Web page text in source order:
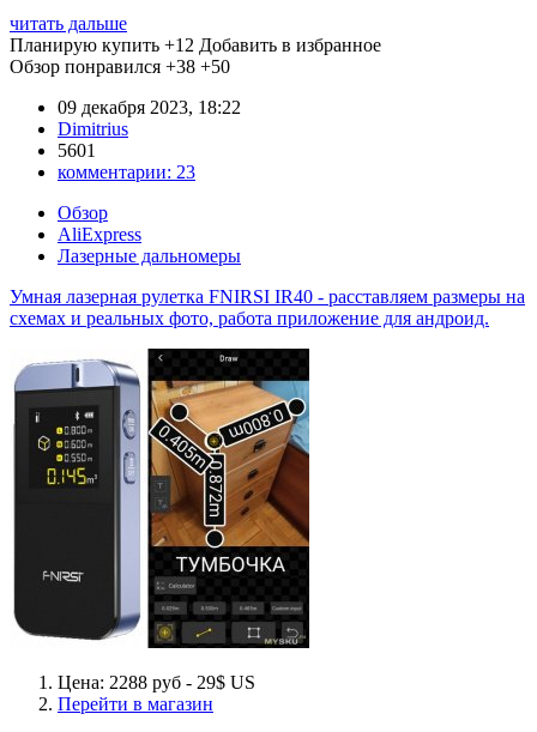
читать дальше
Планирую купить +12 Добавить в избранное
Обзор понравился +38 +50
09 декабря 2023, 18:22
Dimitrius
5601
комментарии: 23
Обзор
AliExpress
Лазерные дальномеры
Умная лазерная рулетка FNIRSI IR40 - расставляем размеры на
схемах и реальных фото, работа приложение для андроид.
Цена: 2288 руб - 29$ US
Перейти в магазин